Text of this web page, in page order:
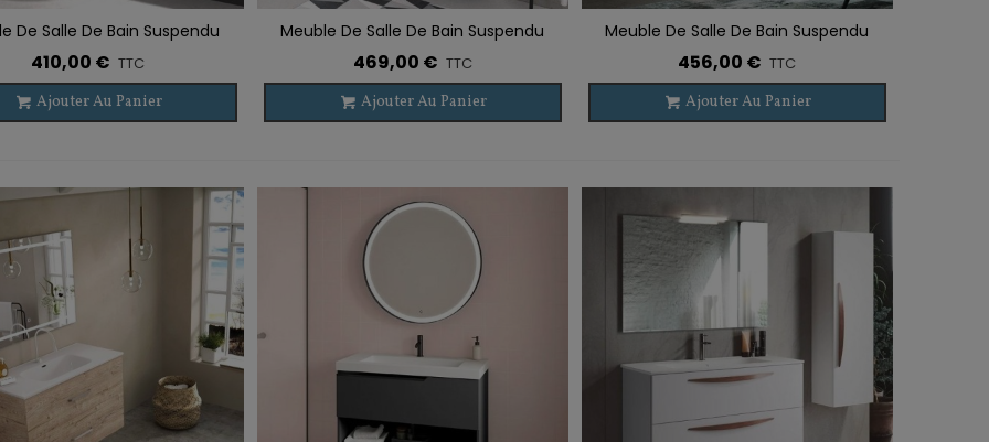
À La Liste De Souhaits
De Salle De Bain Suspendu
ZAO 2 Tiroirs
410,00 € TTC
Ajouter Au Panier
Ajouter À La Liste De Souhaits
Meuble De Salle De Bain Suspendu
NASU 2 Tiroirs
469,00 € TTC
Ajouter Au Panier
Ajouter À La Liste De Souhaits
Meuble De Salle De Bain Suspendu
KULA 2 Tiroirs + 1 Porte
456,00 € TTC
Ajouter Au Panier